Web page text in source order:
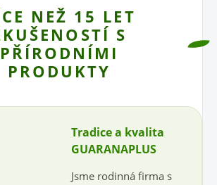
NEŽ 15 LET
S
PŘÍRODNÍMI
PRODUKTY
Tradice a kvalita
GUARANAPLUS
Jsme rodinná firma s